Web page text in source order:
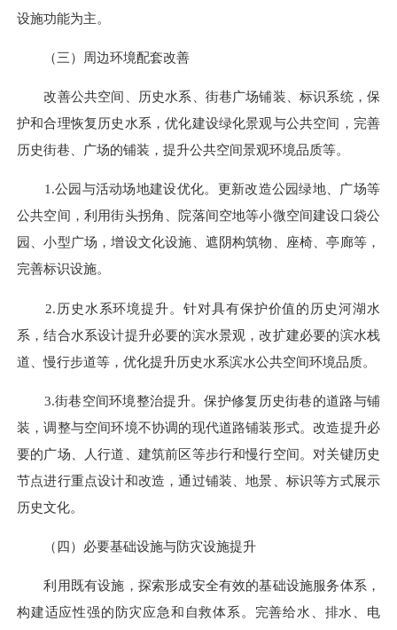
设施功能为主。
（三）周边环境配套改善
改善公共空间、历史水系、街巷广场铺装、标识系统，保
护和合理恢复历史水系，优化建设绿化景观与公共空间，完善
历史街巷、广场的铺装，提升公共空间景观环境品质等。
1.公园与活动场地建设优化。更新改造公园绿地、广场等
公共空间，利用街头拐角、院落间空地等小微空间建设口袋公
园、小型广场，增设文化设施、遮阴构筑物、座椅、亭廊等，
完善标识设施。
2.历史水系环境提升。针对具有保护价值的历史河湖水
系，结合水系设计提升必要的滨水景观，改扩建必要的滨水栈
道、慢行步道等，优化提升历史水系滨水公共空间环境品质。
3.街巷空间环境整治提升。保护修复历史街巷的道路与铺
装，调整与空间环境不协调的现代道路铺装形式。改造提升必
要的广场、人行道、建筑前区等步行和慢行空间。对关键历史
节点进行重点设计和改造，通过铺装、地景、标识等方式展示
历史文化。
（四）必要基础设施与防灾设施提升
利用既有设施，探索形成安全有效的基础设施服务体系，
构建适应性强的防灾应急和自救体系。完善给水、排水、电